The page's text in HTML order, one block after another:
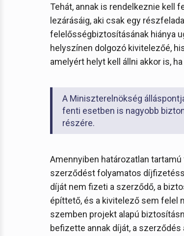
Tehát, annak is rendelkeznie kell
lezárásáig, aki csak egy
felelősségbiztosításának hiánya
helyszínen dolgozó kivitelezőé,
amelyért helyt kell állni akkor is,
A Miniszterelnökség
fenti esetben is nagyobb
részére.
Amennyiben határozatlan
szerződést folyamatos
díját nem fizeti a szerződő, a
építtető, és a kivitelező sem felel
szemben projekt alapú
befizette annak díját, a